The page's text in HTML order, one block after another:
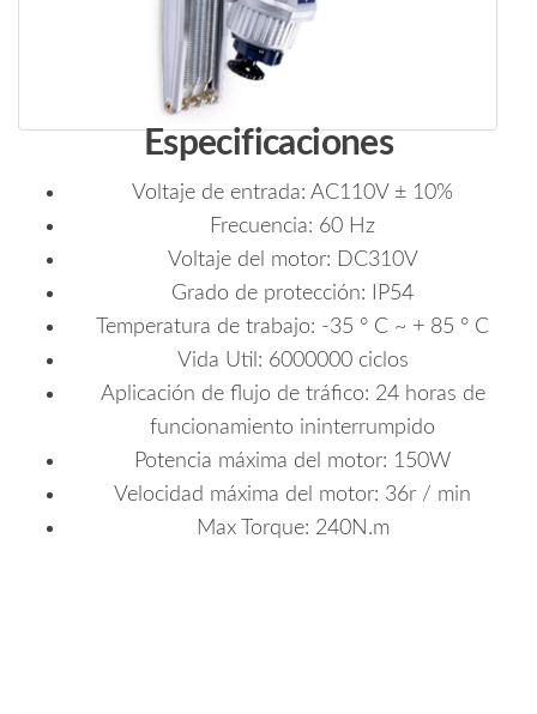
Especificaciones
Voltaje de entrada: AC110V ± 10%
Frecuencia: 60 Hz
Voltaje del motor: DC310V
Grado de protección: IP54
Temperatura de trabajo: -35 ° C ~ + 85 ° C
Vida Util: 6000000 ciclos
Aplicación de flujo de tráfico: 24 horas de
funcionamiento ininterrumpido
Potencia máxima del motor: 150W
Velocidad máxima del motor: 36r / min
Max Torque: 240N.m